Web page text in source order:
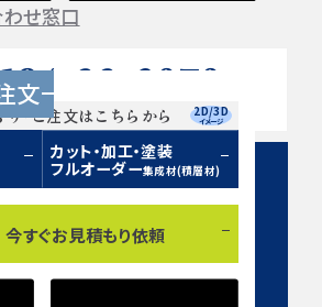
文
・ご注文はこちらから
カット・加工・塗装
フルオーダー集成材(積層材)
2D/3D
イメージ
今すぐお見積もり依頼
わせ窓口
33-2070
時間 9:00〜17:00（土日祝 定休）
お問い合わせフォーム